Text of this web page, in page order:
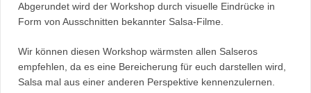
Abgerundet wird der Workshop durch visuelle Eindrücke in
Form von Ausschnitten bekannter Salsa-Filme.
Wir können diesen Workshop wärmsten allen Salseros
empfehlen, da es eine Bereicherung für euch darstellen wird,
Salsa mal aus einer anderen Perspektive kennenzulernen.